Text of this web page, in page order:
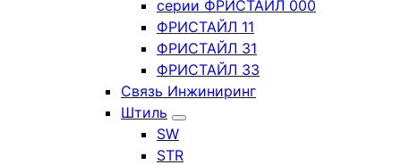
серии ФРИСТАЙЛ 000
ФРИСТАЙЛ 11
ФРИСТАЙЛ 31
ФРИСТАЙЛ 33
Связь Инжиниринг
Штиль
SW
STR